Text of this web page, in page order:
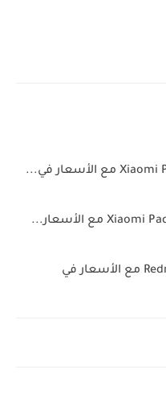
عيوب و مشاكل هاتف Redmi 14C مع الأسعار في